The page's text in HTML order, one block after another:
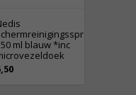
ml blauw *inc